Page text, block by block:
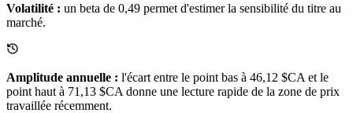
Volatilité : un beta de 0,49 permet d'estimer la sensibilité du titre au
marché.
Amplitude annuelle : l'écart entre le point bas à 46,12 $CA et le
point haut à 71,13 $CA donne une lecture rapide de la zone de prix
travaillée récemment.